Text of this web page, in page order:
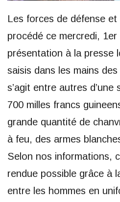
Les forces de défense
procédé ce mercredi,
présentation à la presse
saisis dans les mains
s’agit entre autres d’une
700 milles francs
grande quantité de
à feu, des armes
Selon nos informations,
rendue possible grâce à
entre les hommes en